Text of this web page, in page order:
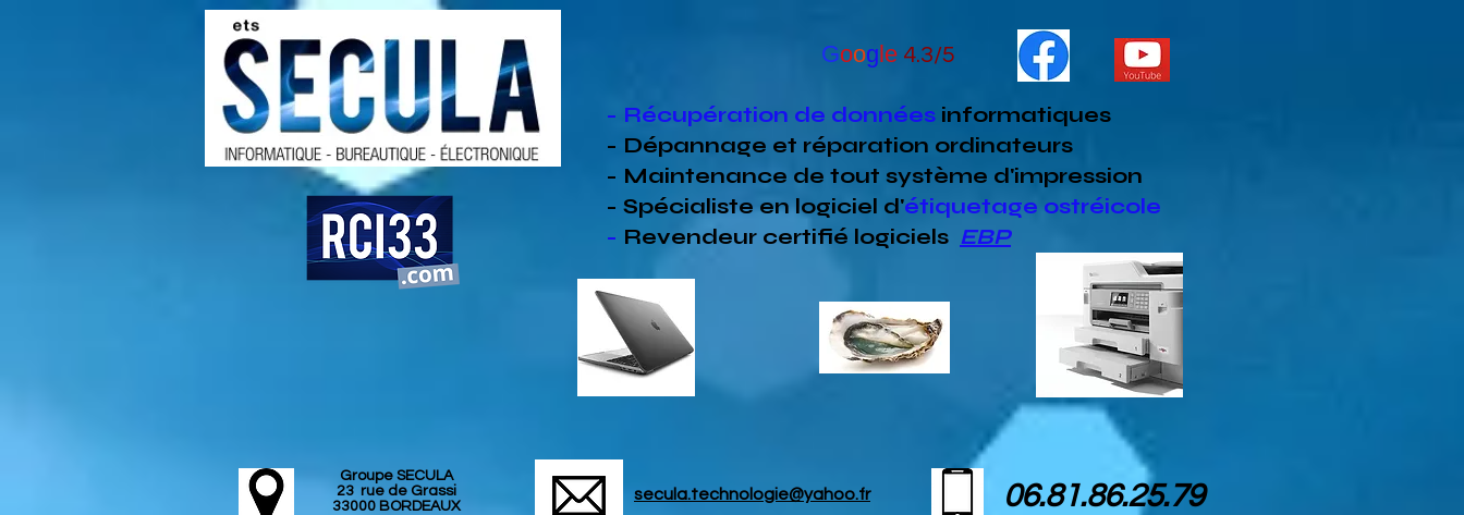
Google 4.3/5
- Récupération de données informatiques
- Dépannage et réparation ordinateurs
- Maintenance de tout système d'impression
- Spécialiste enlogiciel d'étiquetage ostréicole
- Revendeur certifié logiciels EBP
Groupe SECULA
23 rue de Grassi
33000 BORDEAUX
secula.technologie@yahoo.fr 06.81.86.25.79